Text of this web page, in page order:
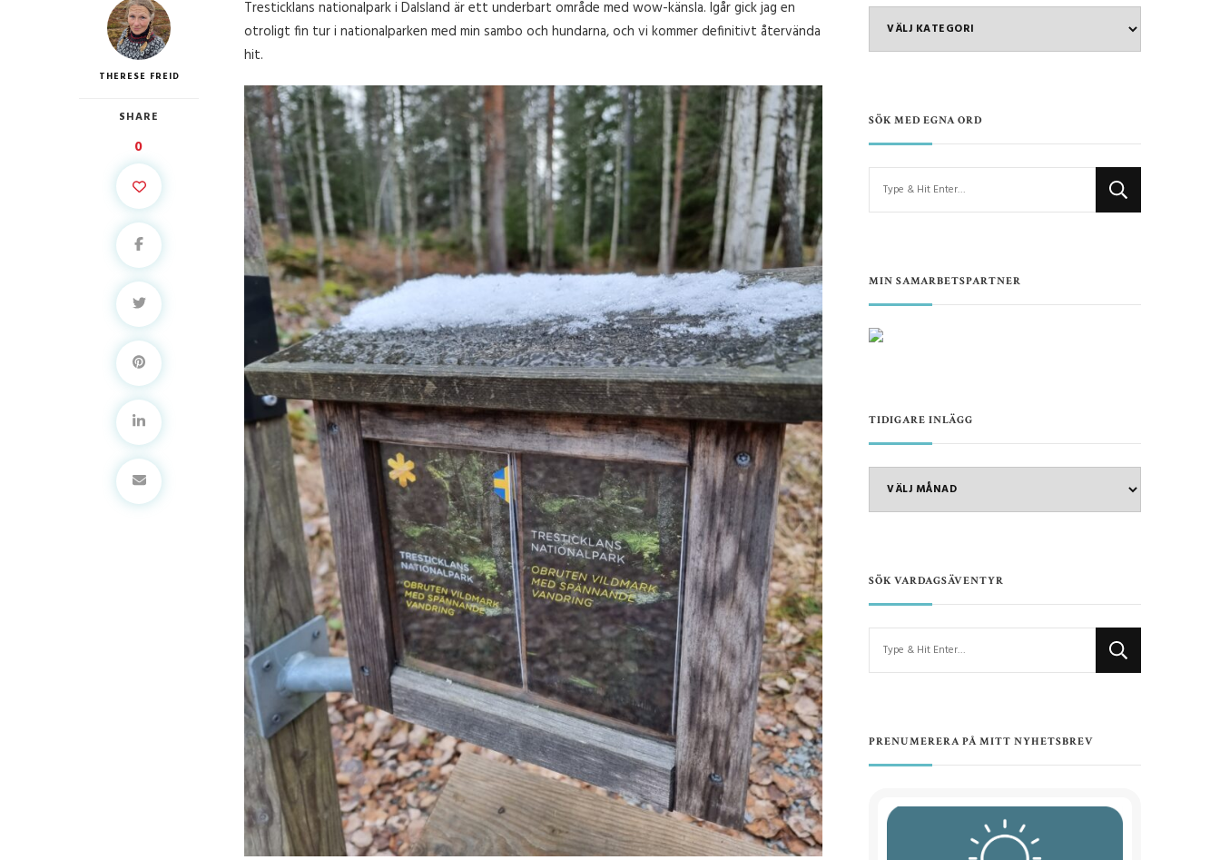
THERESE FREID
SHARE
0
Tresticklans nationalpark i Dalsland är ett underbart område med wow-känsla. Igår gick jag en
otroligt fin tur i nationalparken med min sambo och hundarna, och vi kommer definitivt återvända
hit.
OM?
SÖK MED EGNA ORD
MIN SAMARBETSPARTNER
TIDIGARE INLÄGG
SÖK VARDAGSÄVENTYR
PRENUMERERA PÅ MITT NYHETSBREV